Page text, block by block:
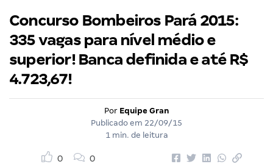
Concurso Bombeiros Pará 2015:
335 vagas para nível médio e
superior! Banca definida e até R$
4.723,67!
Por Equipe Gran
Publicado em 22/09/15
1 min. de leitura
0 0